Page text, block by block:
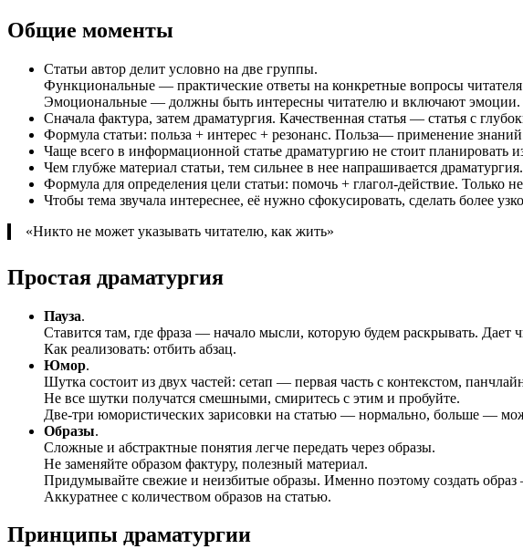
Общие моменты
Статьи автор делит условно на две группы.
Функциональные — практические ответы на конкретные вопросы
Эмоциональные — должны быть интересны читателю и включают эмоции.
Сначала фактура, затем драматургия. Качественная статья — статья с
Формула статьи: польза + интерес + резонанс. Польза— применение
Чаще всего в информационной статье драматургию не стоит планировать
Чем глубже материал статьи, тем сильнее в нее напрашивается драматургия.
Формула для определения цели статьи: помочь + глагол-действие. Только
Чтобы тема звучала интереснее, её нужно сфокусировать, сделать более
«Никто не может указывать читателю, как жить»
Простая драматургия
Пауза.
Ставится там, где фраза — начало мысли, которую будем раскрывать. Дает
Как реализовать: отбить абзац.
Юмор.
Шутка состоит из двух частей: сетап — первая часть с контекстом,
Не все шутки получатся смешными, смиритесь с этим и пробуйте.
Две-три юмористических зарисовки на статью — нормально, больше —
Образы.
Сложные и абстрактные понятия легче передать через образы.
Не заменяйте образом фактуру, полезный материал.
Придумывайте свежие и неизбитые образы. Именно поэтому создать образ
Аккуратнее с количеством образов на статью.
Принципы драматургии